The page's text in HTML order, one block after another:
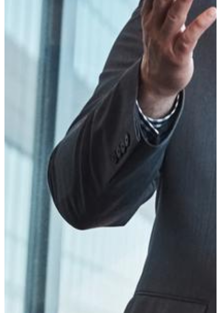
גישור ובוררות
צה"ל-משרד הביטחון
עוד תחומים